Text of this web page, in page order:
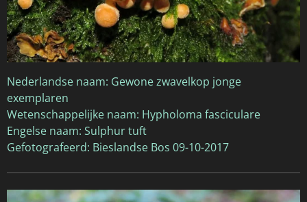
Nederlandse naam: Gewone zwavelkop jonge
exemplaren
Wetenschappelijke naam: Hypholoma fasciculare
Engelse naam: Sulphur tuft
Gefotografeerd: Bieslandse Bos 09-10-2017